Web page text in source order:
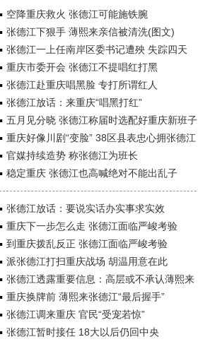
空降重庆救火 张德江可能施铁腕
张德江下狠手 薄熙来亲信被清洗(图文)
张德江一上任南岸区委书记遭殃 失踪四天
重庆市委开会 张德江不提唱红打黑
张德江赴重庆唱黑脸 专打所谓红人
张德江放话：来重庆“唱黑打红”
五月见分晓 张德江称届时选配好重庆新班子
重庆好像川剧“变脸” 38区县表忠心拥张德江
官媒持续造势 称张德江为班长
稳定重庆 张德江也高喊绝对不能出乱子
张德江放话：要说实话办实事求实效
重庆下一步怎么走 张德江面临严峻考验
到重庆拨乱反正 张德江面临严峻考验
派张德江打扫重庆战场 胡温用意在此
张德江透露重要信息：高层或不承认薄熙来
重庆换牌前 薄熙来张德江“最后握手”
张德江调来重庆 官民“受宠若惊”
张德江暂时接任 18大以后仍回中央